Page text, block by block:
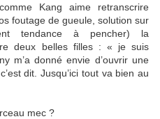
Kang aime retranscrire
foutage de gueule, solution sur
tendance à pencher) la
deux belles filles : « je suis
m’a donné envie d’ouvrir une
dit. Jusqu’ici tout va bien au
mec ?